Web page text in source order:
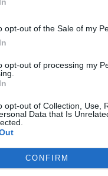
opt-out of the Sale of my
opt-out of processing my
opt-out of Collection, Use,
Data that Is
CONFIRM
bristen leder till
ja. Än så länge är
Det vill säga, vi